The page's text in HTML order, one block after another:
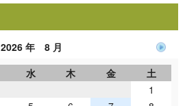
2026 年 8 月
水 木 金
土
1